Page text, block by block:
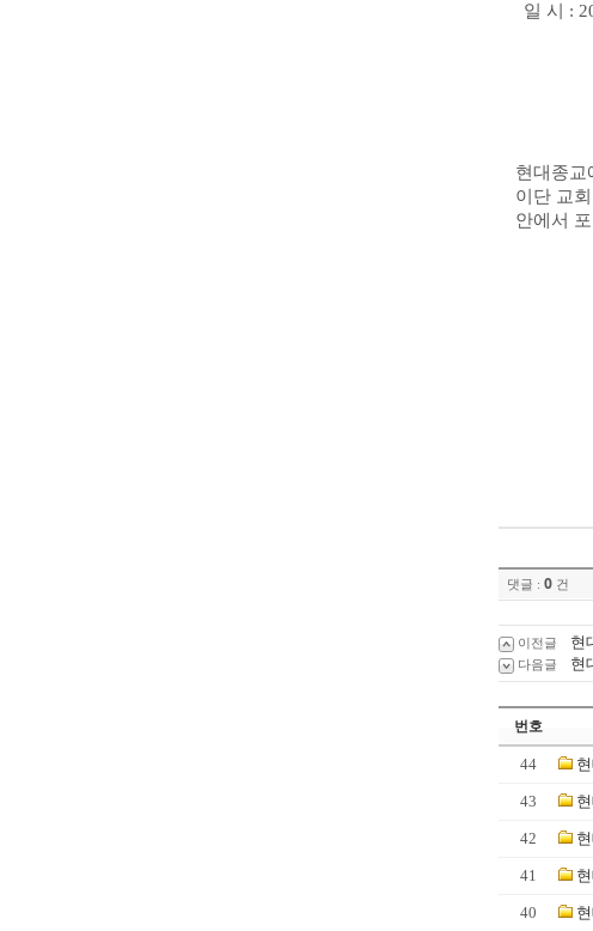
일 시 :
현대종교
이단 교
안에서
댓글 : 0 건
이전글 현
다음글 현
번호
44
43
42
41
40